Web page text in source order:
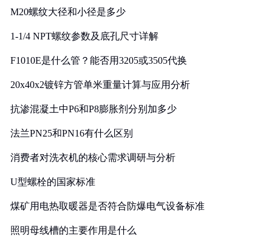
M20螺纹大径和小径是多少
1-1/4 NPT螺纹参数及底孔尺寸详解
F1010E是什么管？能否用3205或3505代换
20x40x2镀锌方管单米重量计算与应用分析
抗渗混凝土中P6和P8膨胀剂分别加多少
法兰PN25和PN16有什么区别
消费者对洗衣机的核心需求调研与分析
U型螺栓的国家标准
煤矿用电热取暖器是否符合防爆电气设备标准
照明母线槽的主要作用是什么